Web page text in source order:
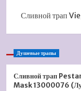
Сливной трап
Душевые трапы
Сливной трап
Mask 13000076